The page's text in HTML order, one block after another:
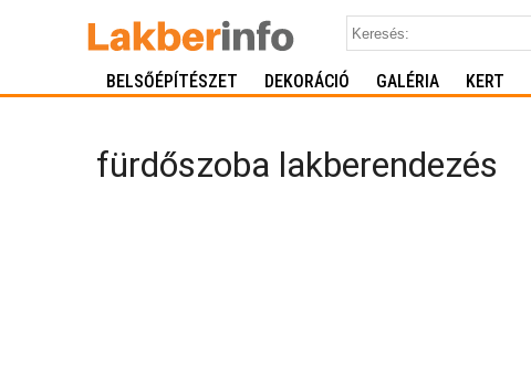
BELSŐÉPÍTÉSZET DEKORÁCIÓ GALÉRIA KERT
fürdőszoba lakberendezés